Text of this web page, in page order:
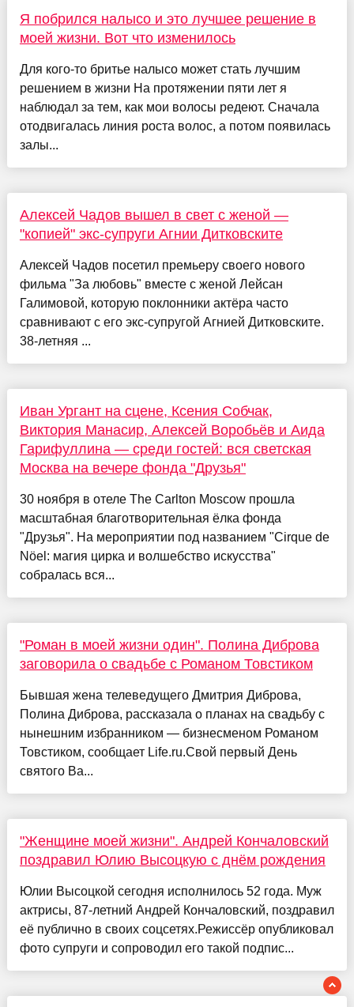
Я побрился налысо и это лучшее решение в
моей жизни. Вот что изменилось
Для кого-то бритье налысо может стать лучшим
решением в жизни На протяжении пяти лет я
наблюдал за тем, как мои волосы редеют. Сначала
отодвигалась линия роста волос, а потом появилась
залы...
Алексей Чадов вышел в свет с женой —
"копией" экс-супруги Агнии Дитковските
Алексей Чадов посетил премьеру своего нового
фильма "За любовь" вместе с женой Лейсан
Галимовой, которую поклонники актёра часто
сравнивают с его экс-супругой Агнией Дитковските.
38-летняя ...
Иван Ургант на сцене, Ксения Собчак,
Виктория Манасир, Алексей Воробьёв и Аида
Гарифуллина — среди гостей: вся светская
Москва на вечере фонда "Друзья"
30 ноября в отеле The Carlton Moscow прошла
масштабная благотворительная ёлка фонда
"Друзья". На мероприятии под названием "Cirque de
Nöel: магия цирка и волшебство искусства"
собралась вся...
"Роман в моей жизни один". Полина Диброва
заговорила о свадьбе с Романом Товстиком
Бывшая жена телеведущего Дмитрия Диброва,
Полина Диброва, рассказала о планах на свадьбу с
нынешним избранником — бизнесменом Романом
Товстиком, сообщает Life.ru.Свой первый День
святого Ва...
"Женщине моей жизни". Андрей Кончаловский
поздравил Юлию Высоцкую с днём рождения
Юлии Высоцкой сегодня исполнилось 52 года. Муж
актрисы, 87-летний Андрей Кончаловский, поздравил
её публично в своих соцсетях.Режиссёр опубликовал
фото супруги и сопроводил его такой подпис...